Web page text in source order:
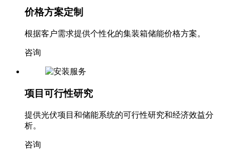
价格方案定制
根据客户需求提供个性化的集装箱储能价格方案。
咨询
项目可行性研究
提供光伏项目和储能系统的可行性研究和经济效益分
析。
咨询